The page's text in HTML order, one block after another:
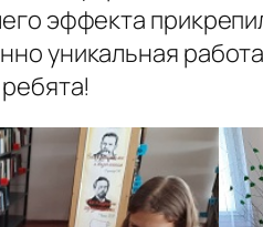
эффекта
уникальная